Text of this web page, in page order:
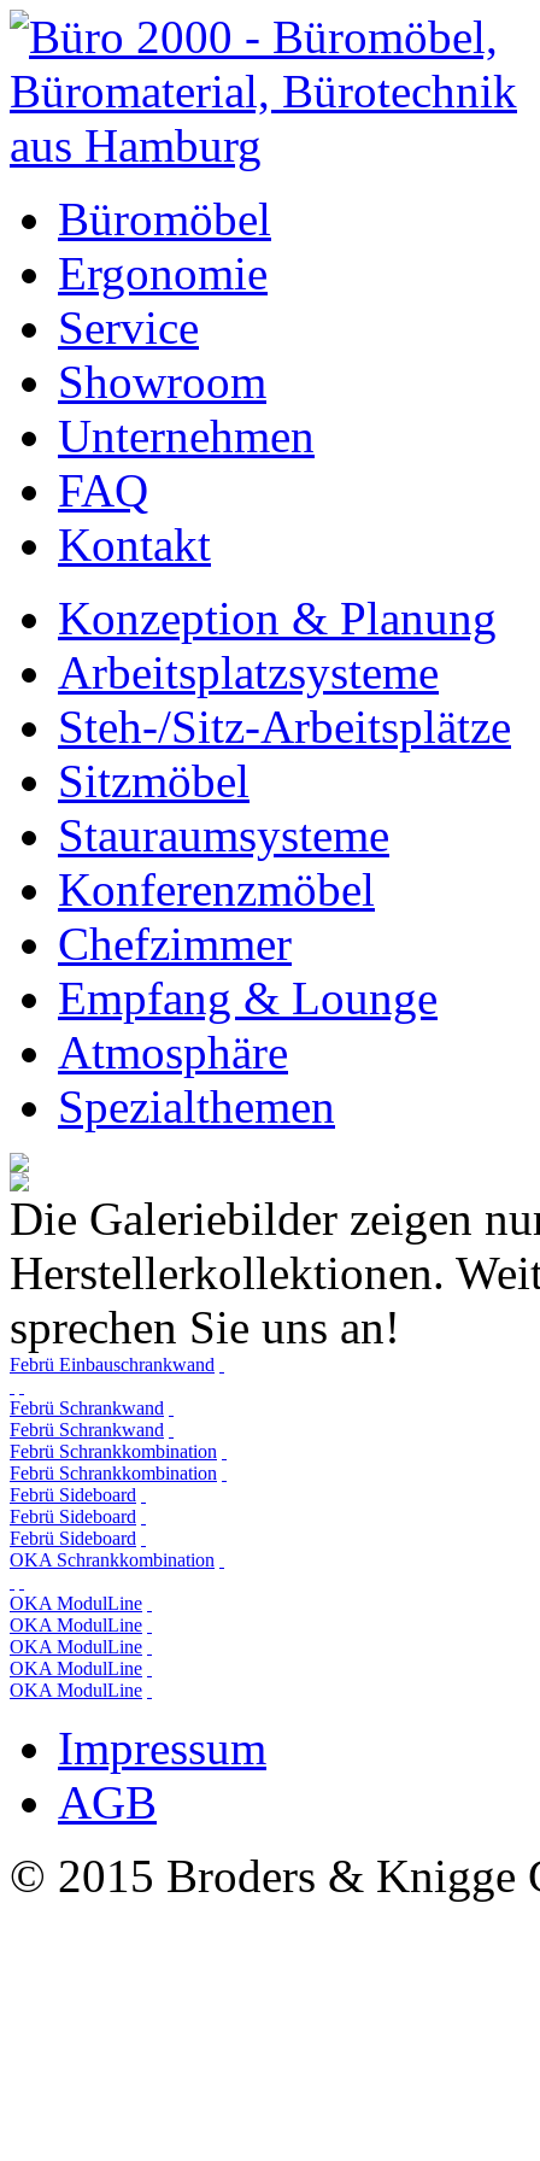
Büromöbel
Ergonomie
Service
Showroom
Unternehmen
FAQ
Kontakt
Konzeption & Planung
Arbeitsplatzsysteme
Steh-/Sitz-Arbeitsplätze
Sitzmöbel
Stauraumsysteme
Konferenzmöbel
Chefzimmer
Empfang & Lounge
Atmosphäre
Spezialthemen
Die Galeriebilder zeigen
Herstellerkollektionen.
sprechen Sie uns an!
Febrü Einbauschrankwand
Febrü Schrankwand
Febrü Schrankwand
Febrü Schrankkombination
Febrü Schrankkombination
Febrü Sideboard
Febrü Sideboard
Febrü Sideboard
OKA Schrankkombination
OKA ModulLine
OKA ModulLine
OKA ModulLine
OKA ModulLine
OKA ModulLine
Impressum
AGB
© 2015 Broders & Knigge